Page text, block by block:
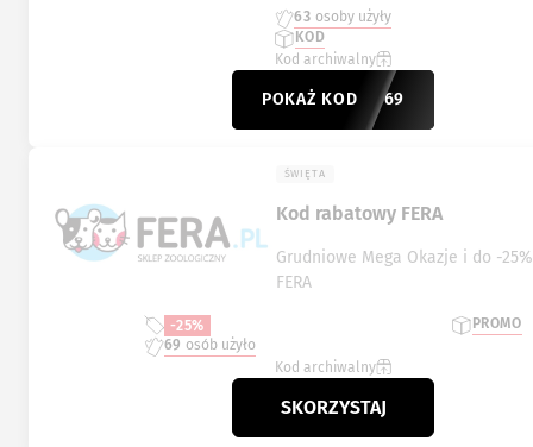
63 osoby użyły
KOD
Kod archiwalny
POKAŻ KODP-21869
ŚWIĘTA
Kod rabatowy FERA
Grudniowe Mega Okazje i do -
FERA
-25%
69 osób użyło
PROMO
Kod archiwalny
SKORZYSTAJ